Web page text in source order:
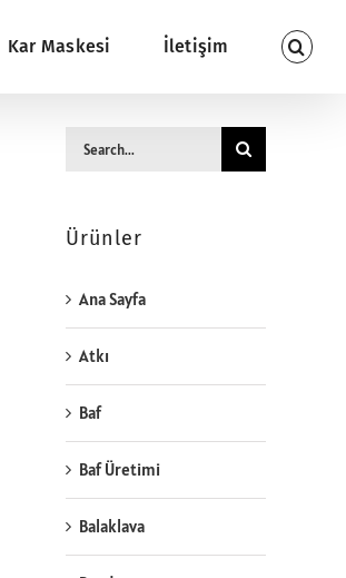
Kar Maskesi İletişim
Search
Ürünler
Ana Sayfa
Atkı
Baf
Baf Üretimi
Balaklava